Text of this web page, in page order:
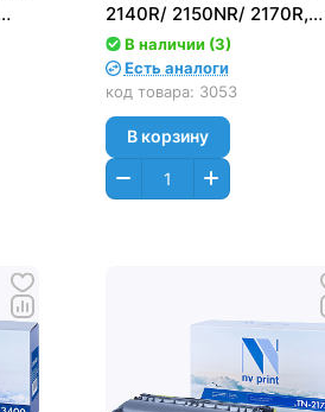
2140R/ 2150NR/ 2170R,
DCP-7030R/ 7045R, MFC-
7320 (12000стр.)
В наличии (3)
Есть аналоги
код товара: 3053
В корзину